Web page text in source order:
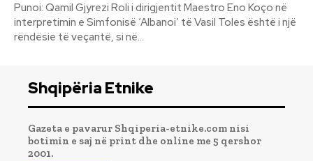
Punoi: Qamil Gjyrezi Roli i dirigjentit Maestro Eno Koço në
interpretimin e Simfonisë ‘Albanoi’ të Vasil Toles është i një
rëndësie të veçantë, si në...
Shqipëria Etnike
Gazeta e pavarur Shqiperia-etnike.com nisi
botimin e saj në print dhe online me 5 qershor
2001.